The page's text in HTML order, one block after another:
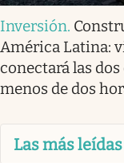
Inversión.
América Latina:
conectará las
menos de dos
Las más leídas